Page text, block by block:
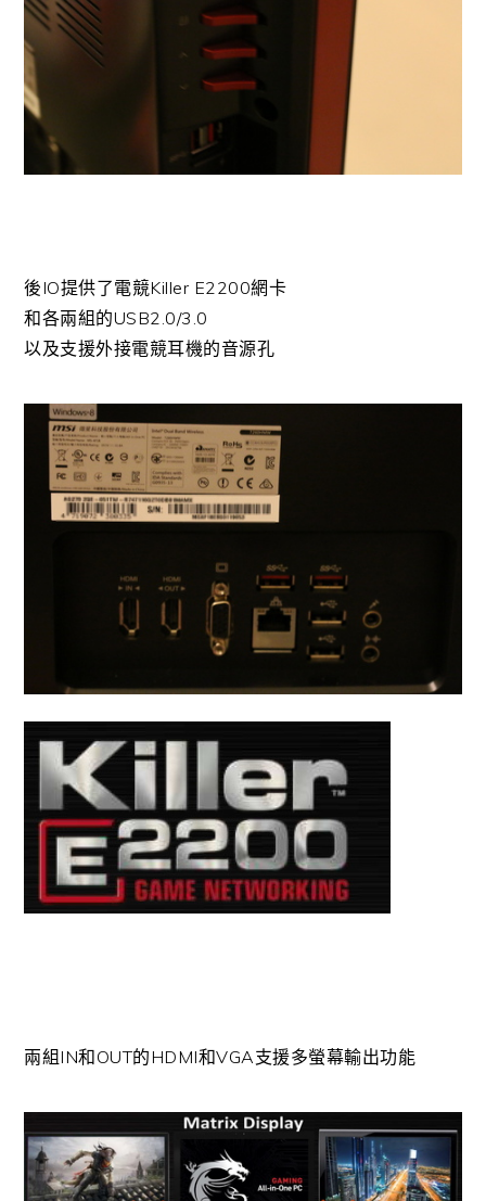
後IO提供了電競Killer E2200網卡
和各兩組的USB2.0/3.0
以及支援外接電競耳機的音源孔
兩組IN和OUT的HDMI和VGA支援多螢幕輸出功能